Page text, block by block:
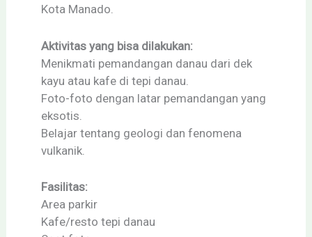
Kota Manado.
Aktivitas yang bisa dilakukan:
Menikmati pemandangan danau dari dek
kayu atau kafe di tepi danau.
Foto-foto dengan latar pemandangan yang
eksotis.
Belajar tentang geologi dan fenomena
vulkanik.
Fasilitas:
Area parkir
Kafe/resto tepi danau